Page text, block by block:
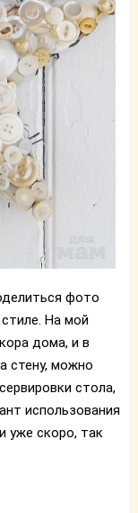
фото
На мой
дома, и в
стену, можно
стола,
использования
уже скоро, так